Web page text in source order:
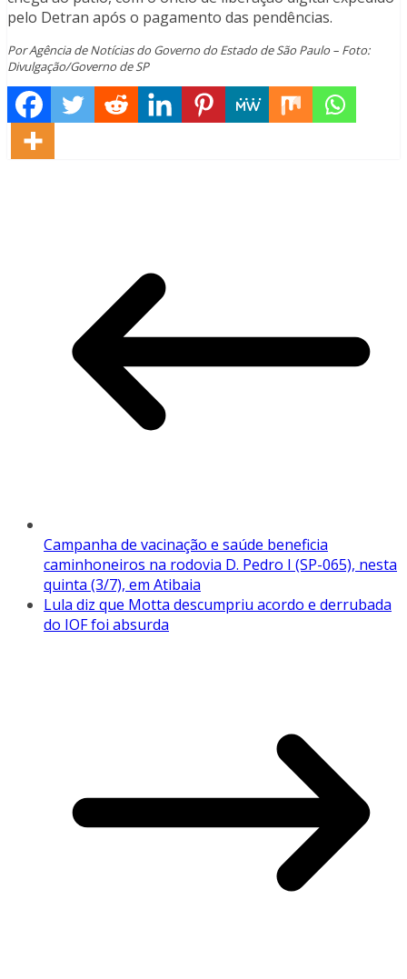
pelo Detran após o pagamento das pendências.
Por Agência de Notícias do Governo do Estado de São Paulo – Foto:
Divulgação/Governo de SP
Campanha de vacinação e saúde beneficia
caminhoneiros na rodovia D. Pedro I (SP-065), nesta
quinta (3/7), em Atibaia
Lula diz que Motta descumpriu acordo e derrubada
do IOF foi absurda